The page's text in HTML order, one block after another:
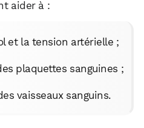
aider à :
et la tension artérielle ;
plaquettes sanguines ;
vaisseaux sanguins.